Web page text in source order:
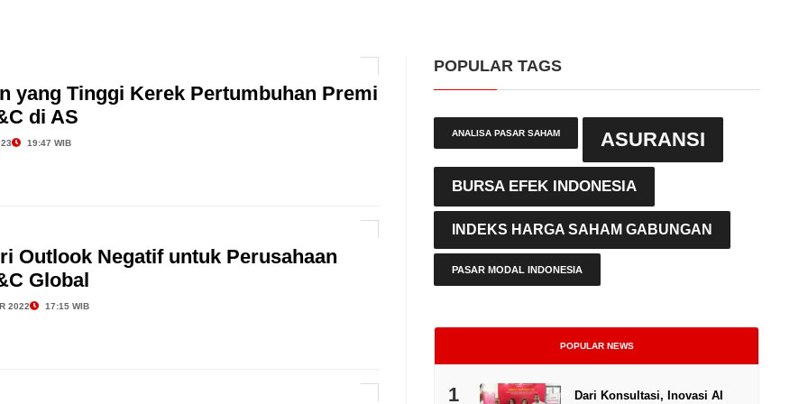
Pendampingan di Rumah Sakit: Halodoc for
yang Tinggi Kerek Pertumbuhan Premi
di AS
19:47 WIB
Outlook Negatif untuk Perusahaan
Global
2022 17:15 WIB
POPULAR TAGS
ANALISA PASAR SAHAM ASURANSI
BURSA EFEK INDONESIA
INDEKS HARGA SAHAM GABUNGAN
PASAR MODAL INDONESIA
POPULAR NEWS
1
Dari Konsultasi, Inovasi AI